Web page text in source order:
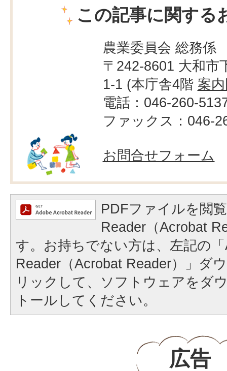
この記事に関する
農業委員会 総務係
〒242-8601 大和市
1-1 (本庁舎4階 案
電話：046-260-
ファックス：046-
お問合せフォーム
PDFファイルを閲
Reader（Acrobat
す。お持ちでない方は、左記の
Reader（Acrobat Reader）」ダ
リックして、ソフトウェアをダ
トールしてください。
広告